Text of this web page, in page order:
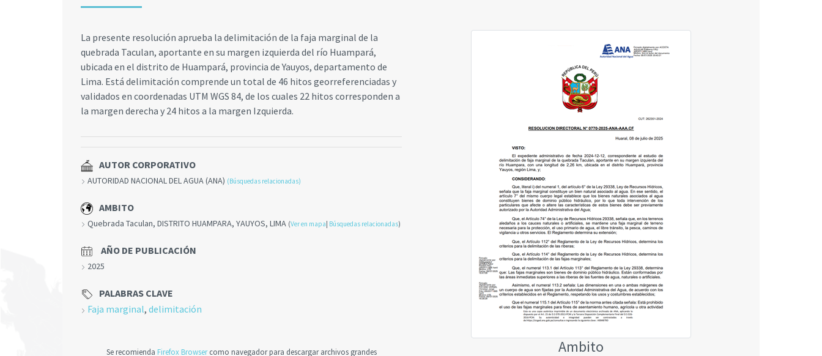
La presente resolución aprueba la delimitación de la faja marginal de la
quebrada Taculan, aportante en su margen izquierda del río Huampará,
ubicada en el distrito de Huampará, provincia de Yauyos, departamento de
Lima. Está delimitación comprende un total de 46 hitos georreferenciadas y
validados en coordenadas UTM WGS 84, de los cuales 22 hitos corresponden a
la margen derecha y 24 hitos a la margen Izquierda.
AUTOR CORPORATIVO
AUTORIDAD NACIONAL DEL AGUA (ANA) (Búsquedas relacionadas)
AMBITO
Quebrada Taculan, DISTRITO HUAMPARA, YAUYOS, LIMA (Ver en mapa Búsquedas relacionadas)
AÑO DE PUBLICACIÓN
2025
PALABRAS CLAVE
Faja marginal, delimitación
Se recomienda Firefox Browsercomo navegador para descargar archivos grandes Ambito